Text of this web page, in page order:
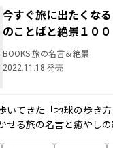
今すぐ旅に出たくな
のことばと絶景１００
BOOKS 旅の名言＆絶景
2022.11.18 発売
いてきた「地球の歩き
せる旅の名言と癒やし